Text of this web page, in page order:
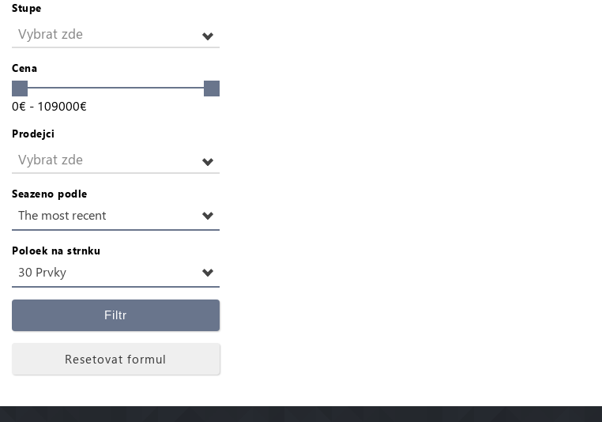
Stupe
Vybrat zde
Cena
0€ - 109000€
Prodejci
Vybrat zde
Seazeno podle
The most recent
Poloek na strnku
30 Prvky
Filtr
Resetovat formul